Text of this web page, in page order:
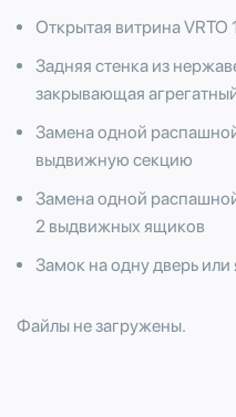
Открытая витрина VRTO
Задняя стенка из
закрывающая
Замена одной
выдвижную секцию
Замена одной
2 выдвижных ящиков
Замок на одну дверь
Файлы не загружены.